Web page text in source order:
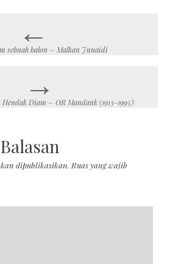
←
sebuah balon – Malkan Junaidi
→
Diam – OR Mandank (1913-1995)
dipublikasikan. Ruas yang wajib